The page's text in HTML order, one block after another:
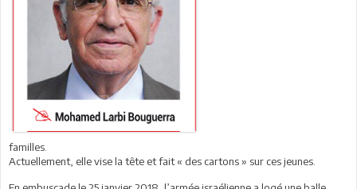
familles.
Actuellement, elle vise la tête et fait « des cartons » sur ces jeunes.